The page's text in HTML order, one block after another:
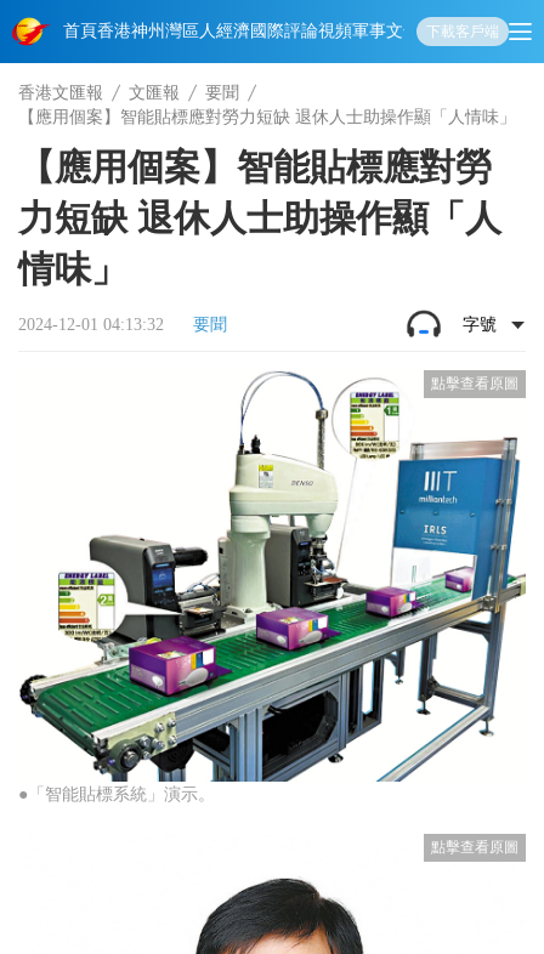
首頁香港神州 灣區人經濟國際評論視頻軍事文化 娛樂生活教育體
下載客戶端
香港文匯報 文匯報
要聞
【應用個案】智能貼標應對勞力短缺 退休人士助操作顯「人情味」
【應用個案】智能貼標應對勞
力短缺 退休人士助操作顯「人
情味」
2024-12-01 04:13:32 要聞 字號
●「智能貼標系統」演示。